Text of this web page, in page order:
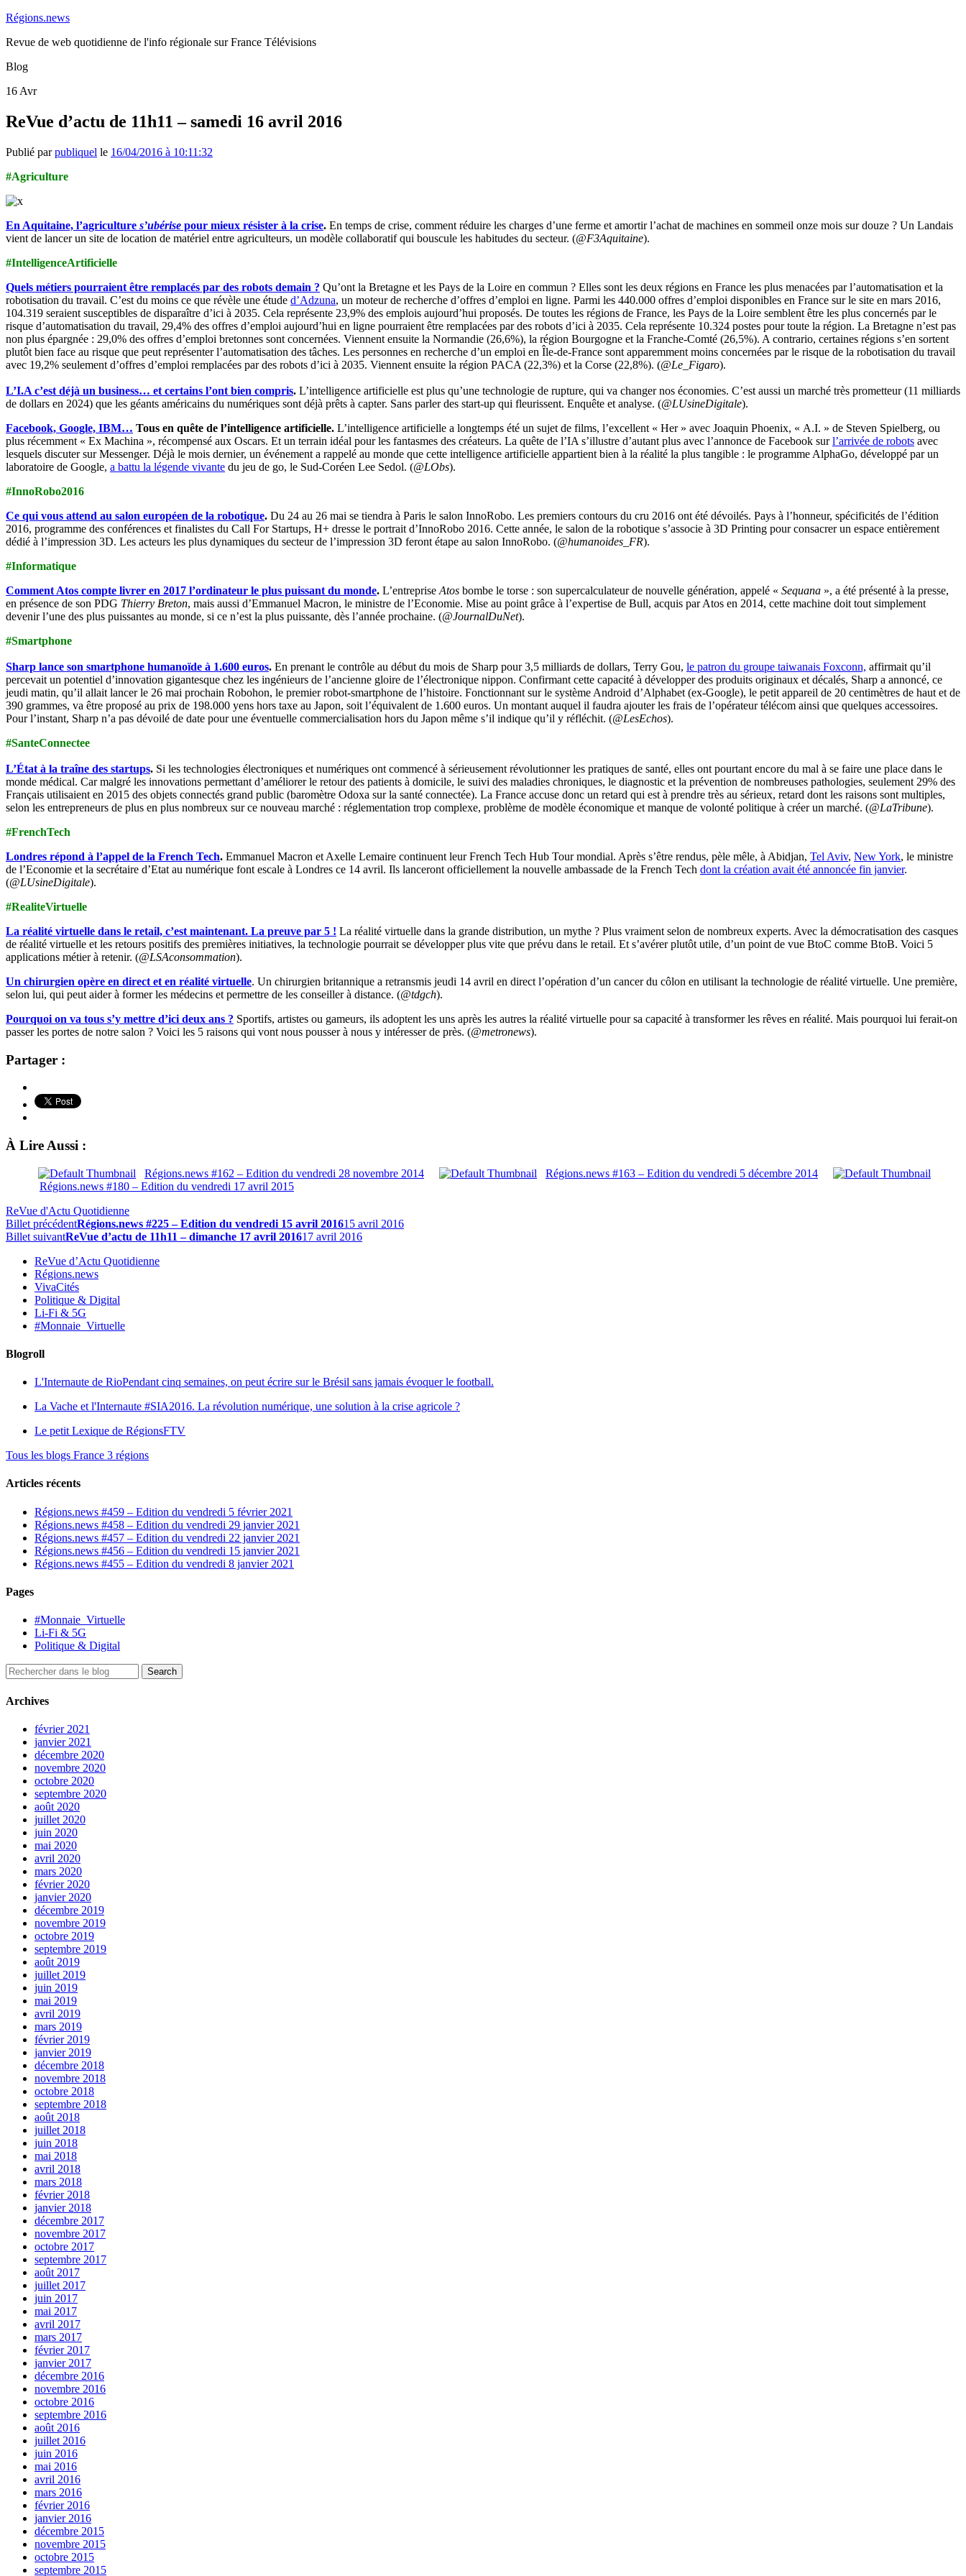
Régions.news
Revue de web quotidienne de l'info régionale sur France Télévisions
Blog
16 Avr
ReVue d’actu de 11h11 – samedi 16 avril 2016
Publié parpubliquel le 16/04/2016 à 10:11:32
#Agriculture
En Aquitaine, l’agriculture s’ubérise pour mieux résister à la crise. En temps de crise, comment réduire les charges d’une ferme et amortir l’achat de machines en sommeil onze mois sur douze ? Un Landais
vient de lancer un site de location de matériel entre agriculteurs, un modèle collaboratif qui bouscule les habitudes du secteur. (@F3Aquitaine).
#IntelligenceArtificielle
Quels métiers pourraient être remplacés par des robots demain ? Qu’ont la Bretagne et les Pays de la Loire en commun ? Elles sont les deux régions en France les plus menacées par l’automatisation et la
robotisation du travail. C’est du moins ce que révèle une étude d’Adzuna, un moteur de recherche d’offres d’emploi en ligne. Parmi les 440.000 offres d’emploi disponibles en France sur le site en mars 2016,
104.319 seraient susceptibles de disparaître d’ici à 2035. Cela représente 23,9% des emplois aujourd’hui proposés. De toutes les régions de France, les Pays de la Loire semblent être les plus concernés par le
risque d’automatisation du travail, 29,4% des offres d’emploi aujourd’hui en ligne pourraient être remplacées par des robots d’ici à 2035. Cela représente 10.324 postes pour toute la région. La Bretagne n’est pas
non plus épargnée : 29,0% des offres d’emploi bretonnes sont concernées. Viennent ensuite la Normandie (26,6%), la région Bourgogne et la Franche-Comté (26,5%). A contrario, certaines régions s’en sortent
plutôt bien face au risque que peut représenter l’automatisation des tâches. Les personnes en recherche d’un emploi en Île-de-France sont apparemment moins concernées par le risque de la robotisation du travail
avec 19,2% seulement d’offres d’emploi remplacées par des robots d’ici à 2035. Viennent ensuite la région PACA (22,3%) et la Corse (22,8%). (@Le_Figaro).
L’I.A c’est déjà un business… et certains l’ont bien compris. L’intelligence artificielle est plus qu’une technologie de rupture, qui va changer nos économies. C’est aussi un marché très prometteur (11 milliards
de dollars en 2024) que les géants américains du numériques sont déjà prêts à capter. Sans parler des start-up qui fleurissent. Enquête et analyse. (@LUsineDigitale).
Facebook, Google, IBM… Tous en quête de l’intelligence artificielle. L’intelligence artificielle a longtemps été un sujet de films, l’excellent « Her » avec Joaquin Phoenix, « A.I. » de Steven Spielberg, ou
plus récemment « Ex Machina », récompensé aux Oscars. Et un terrain idéal pour les fantasmes des créateurs. La quête de l’IA s’illustre d’autant plus avec l’annonce de Facebook surl’arrivée de robots avec
lesquels discuter sur Messenger. Déjà le mois dernier, un événement a rappelé au monde que cette intelligence artificielle appartient bien à la réalité la plus tangible : le programme AlphaGo, développé par un
laboratoire de Google, a battu la légende vivante du jeu de go, le Sud-Coréen Lee Sedol. (@LObs).
#InnoRobo2016
Ce qui vous attend au salon européen de la robotique. Du 24 au 26 mai se tiendra à Paris le salon InnoRobo. Les premiers contours du cru 2016 ont été dévoilés. Pays à l’honneur, spécificités de l’édition
2016, programme des conférences et finalistes du Call For Startups, H+ dresse le portrait d’InnoRobo 2016. Cette année, le salon de la robotique s’associe à 3D Printing pour consacrer un espace entièrement
dédié à l’impression 3D. Les acteurs les plus dynamiques du secteur de l’impression 3D feront étape au salon InnoRobo. (@humanoides_FR).
#Informatique
Comment Atos compte livrer en 2017 l’ordinateur le plus puissant du monde. L’entreprise Atos bombe le torse : son supercalculateur de nouvelle génération, appelé « Sequana », a été présenté à la presse,
en présence de son PDG Thierry Breton, mais aussi d’Emmanuel Macron, le ministre de l’Economie. Mise au point grâce à l’expertise de Bull, acquis par Atos en 2014, cette machine doit tout simplement
devenir l’une des plus puissantes au monde, si ce n’est la plus puissante, dès l’année prochaine. (@JournalDuNet).
#Smartphone
Sharp lance son smartphone humanoïde à 1.600 euros. En prenant le contrôle au début du mois de Sharp pour 3,5 milliards de dollars, Terry Gou, le patron du groupe taiwanais Foxconn, affirmait qu’il
percevait un potentiel d’innovation gigantesque chez les ingénieurs de l’ancienne gloire de l’électronique nippon. Confirmant cette capacité à développer des produits originaux et décalés, Sharp a annoncé, ce
jeudi matin, qu’il allait lancer le 26 mai prochain Robohon, le premier robot-smartphone de l’histoire. Fonctionnant sur le système Android d’Alphabet (ex-Google), le petit appareil de 20 centimètres de haut et de
390 grammes, va être proposé au prix de 198.000 yens hors taxe au Japon, soit l’équivalent de 1.600 euros. Un montant auquel il faudra ajouter les frais de l’opérateur télécom ainsi que quelques accessoires.
Pour l’instant, Sharp n’a pas dévoilé de date pour une éventuelle commercialisation hors du Japon même s’il indique qu’il y réfléchit. (@LesEchos).
#SanteConnectee
L’État à la traîne des startups. Si les technologies électroniques et numériques ont commencé à sérieusement révolutionner les pratiques de santé, elles ont pourtant encore du mal à se faire une place dans le
monde médical. Car malgré les innovations permettant d’améliorer le retour des patients à domicile, le suivi des maladies chroniques, le diagnostic et la prévention de nombreuses pathologies, seulement 29% des
Français utilisaient en 2015 des objets connectés grand public (baromètre Odoxa sur la santé connectée). La France accuse donc un retard qui est à prendre très au sérieux, retard dont les raisons sont multiples,
selon les entrepreneurs de plus en plus nombreux sur ce nouveau marché : réglementation trop complexe, problème de modèle économique et manque de volonté politique à créer un marché. (@LaTribune).
#FrenchTech
Londres répond à l’appel de la French Tech. Emmanuel Macron et Axelle Lemaire continuent leur French Tech Hub Tour mondial. Après s’être rendus, pèle mêle, à Abidjan, Tel Aviv, New York, le ministre
de l’Economie et la secrétaire d’Etat au numérique font escale à Londres ce 14 avril. Ils lanceront officiellement la nouvelle ambassade de la French Tech dont la création avait été annoncée fin janvier.
(@LUsineDigitale).
#RealiteVirtuelle
La réalité virtuelle dans le retail, c’est maintenant. La preuve par 5 ! La réalité virtuelle dans la grande distribution, un mythe ? Plus vraiment selon de nombreux experts. Avec la démocratisation des casques
de réalité virtuelle et les retours positifs des premières initiatives, la technologie pourrait se développer plus vite que prévu dans le retail. Et s’avérer plutôt utile, d’un point de vue BtoC comme BtoB. Voici 5
applications métier à retenir. (@LSAconsommation).
Un chirurgien opère en direct et en réalité virtuelle. Un chirurgien britannique a retransmis jeudi 14 avril en direct l’opération d’un cancer du côlon en utilisant la technologie de réalité virtuelle. Une première,
selon lui, qui peut aider à former les médecins et permettre de les conseiller à distance. (@tdgch).
Pourquoi on va tous s’y mettre d’ici deux ans ? Sportifs, artistes ou gameurs, ils adoptent les uns après les autres la réalité virtuelle pour sa capacité à transformer les rêves en réalité. Mais pourquoi lui ferait-on
passer les portes de notre salon ? Voici les 5 raisons qui vont nous pousser à nous y intéresser de près. (@metronews).
Partager :
À Lire Aussi :
Régions.news #162 – Edition du vendredi 28 novembre 2014
Régions.news #163 – Edition du vendredi 5 décembre 2014
Régions.news #180 – Edition du vendredi 17 avril 2015
ReVue d'Actu Quotidienne
Billet précédentRégions.news #225 – Edition du vendredi 15 avril 201615 avril 2016
Billet suivantReVue d’actu de 11h11 – dimanche 17 avril 201617 avril 2016
ReVue d’Actu Quotidienne
Régions.news
VivaCités
Politique & Digital
Li-Fi & 5G
#Monnaie_Virtuelle
Blogroll
L'Internaute de RioPendant cinq semaines, on peut écrire sur le Brésil sans jamais évoquer le football.
La Vache et l'Internaute #SIA2016. La révolution numérique, une solution à la crise agricole ?
Le petit Lexique de RégionsFTV
Tous les blogs France 3 régions
Articles récents
Régions.news #459 – Edition du vendredi 5 février 2021
Régions.news #458 – Edition du vendredi 29 janvier 2021
Régions.news #457 – Edition du vendredi 22 janvier 2021
Régions.news #456 – Edition du vendredi 15 janvier 2021
Régions.news #455 – Edition du vendredi 8 janvier 2021
Pages
#Monnaie_Virtuelle
Li-Fi & 5G
Politique & Digital
Archives
février 2021
janvier 2021
décembre 2020
novembre 2020
octobre 2020
septembre 2020
août 2020
juillet 2020
juin 2020
mai 2020
avril 2020
mars 2020
février 2020
janvier 2020
décembre 2019
novembre 2019
octobre 2019
septembre 2019
août 2019
juillet 2019
juin 2019
mai 2019
avril 2019
mars 2019
février 2019
janvier 2019
décembre 2018
novembre 2018
octobre 2018
septembre 2018
août 2018
juillet 2018
juin 2018
mai 2018
avril 2018
mars 2018
février 2018
janvier 2018
décembre 2017
novembre 2017
octobre 2017
septembre 2017
août 2017
juillet 2017
juin 2017
mai 2017
avril 2017
mars 2017
février 2017
janvier 2017
décembre 2016
novembre 2016
octobre 2016
septembre 2016
août 2016
juillet 2016
juin 2016
mai 2016
avril 2016
mars 2016
février 2016
janvier 2016
décembre 2015
novembre 2015
octobre 2015
septembre 2015